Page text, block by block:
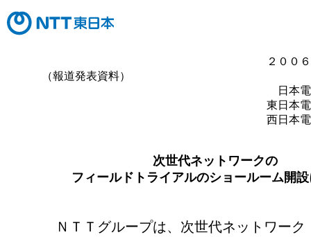
２００
（報道発表資料）
日本
東日本
西日本
次世代ネットワークの
フィールドトライアルのショールーム開
ＮＴＴグループは、次世代ネットワーク